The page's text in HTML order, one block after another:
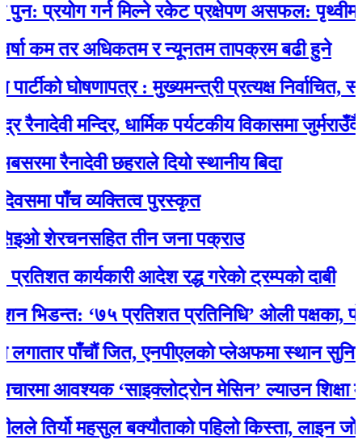
गर्न मिल्ने रकेट प्रक्षेपण असफल: पृथ्वीमा
कम तर अधिकतम र न्यूनतम तापक्रम बढी हुने
घोषणापत्र : मुख्यमन्त्री प्रत्यक्ष निर्वाचित,
मन्दिर, धार्मिक पर्यटकीय विकासमा जुर्मराउँदै
रैनादेवी छहराले दियो स्थानीय बिदा
पाँच व्यक्तित्व पुरस्कृत
तीन जना पक्राउ
कार्यकारी आदेश रद्ध गरेको ट्रम्पको दाबी
‘७५ प्रतिशत प्रतिनिधि’ ओली पक्षका,
पाँचौं जित, एनपीएलकाे प्लेअफमा स्थान सुनिश्चित
आवश्यक ‘साइक्लोट्रोन मेसिन’ ल्याउन शिक्षा
महसुल बक्यौताको पहिलो किस्ता, लाइन जोडियो